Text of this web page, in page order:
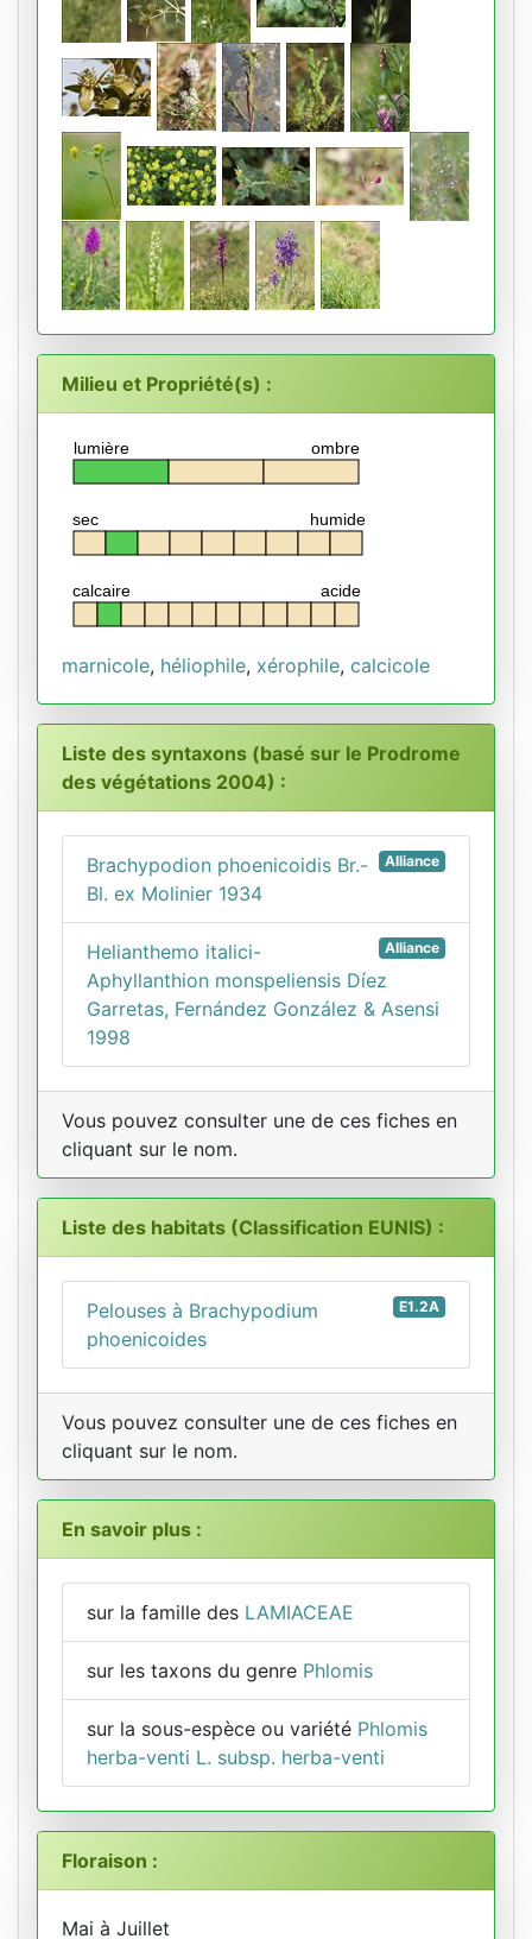
Milieu et Propriété(s) :
ombre
lumière
humide
sec
acide
calcaire
marnicole, héliophile, xérophile, calcicole
Liste des syntaxons (basé sur le Prodrome
des végétations 2004) :
Alliance
Brachypodion phoenicoidis Br.-
Bl. ex Molinier 1934
Alliance
Helianthemo italici-
Aphyllanthion monspeliensis Díez
Garretas, Fernández González & Asensi
1998
Vous pouvez consulter une de ces fiches en
cliquant sur le nom.
Liste des habitats (Classification EUNIS) :
E1.2A
Pelouses à Brachypodium
phoenicoides
Vous pouvez consulter une de ces fiches en
cliquant sur le nom.
En savoir plus :
sur la famille des LAMIACEAE
sur les taxons du genre Phlomis
sur la sous-espèce ou variété Phlomis
herba-venti L. subsp. herba-venti
Floraison :
Mai à Juillet